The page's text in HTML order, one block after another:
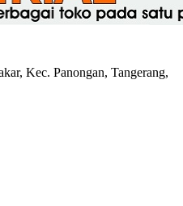
Kec. Panongan, Tangerang,